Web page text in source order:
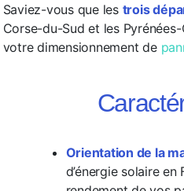
Saviez-vous que les trois
Corse-du-Sud et les
votre dimensionnement de
Orientation de la
d’énergie solaire